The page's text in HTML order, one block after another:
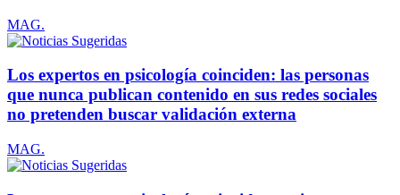
MAG.
Los expertos en psicología coinciden: las personas
que nunca publican contenido en sus redes sociales
no pretenden buscar validación externa
MAG.